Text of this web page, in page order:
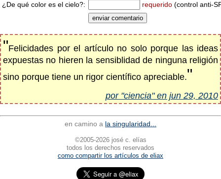
¿De qué color es el cielo?:
requerido (control anti-
"Felicidades por el artículo no solo porque las ideas
expuestas no hieren la sensiblidad de ninguna religión
sino porque tiene un rigor científico apreciable."
por "ciencia" en jun 29, 2010
en camino a la singularidad...
©2005-2026 josé c. elías
todos los derechos reservados
como compartir los artículos de eliax